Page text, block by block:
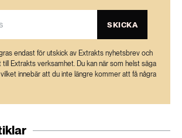
SKICKA
endast för utskick av Extrakts nyhetsbrev och
Extrakts verksamhet. Du kan när som helst säga
innebär att du inte längre kommer att få några